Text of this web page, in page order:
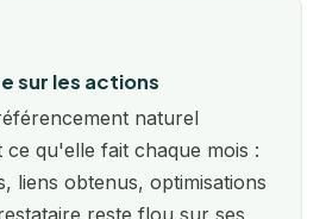
sur les actions
naturel
ce qu'elle fait chaque mois :
liens obtenus, optimisations
reste flou sur ses